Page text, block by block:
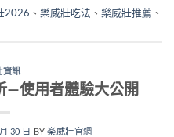
2026 、 樂威壯吃法 、 樂威壯推薦 、
資訊
—使用者體驗大公開
30 日 BY楽威壯官網